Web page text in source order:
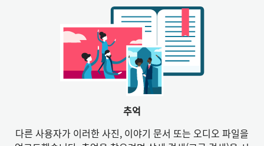
추억
다른 사용자가 이러한 사진, 이야기 문서 또는 오디오 파일을